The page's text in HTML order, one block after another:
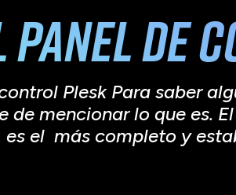
panel de
Plesk Para saber
de mencionar lo que es.
el más completo y